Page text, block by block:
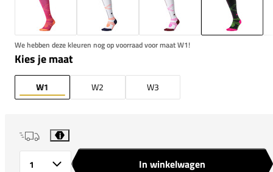
We hebben deze kleuren nog op voorraad voor maat W1!
Kies je maat
W1 W2 W3
i
In winkelwagen